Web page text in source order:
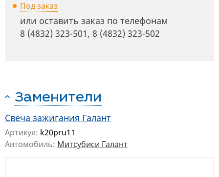
Под заказ
или оставить заказ по телефонам
8 (4832) 323-501, 8 (4832) 323-502
Заменители
Свеча зажигания Галант
Артикул: k20pru11
Автомобиль: Митсубиси Галант